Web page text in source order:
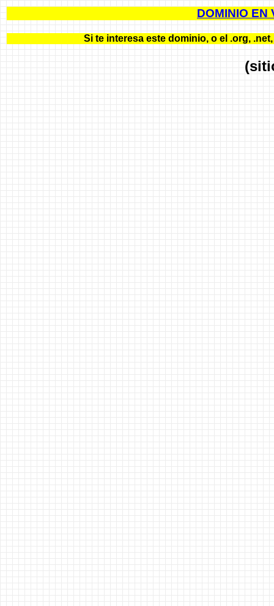
DOMINIO
Si te interesa este dominio, o el .org,